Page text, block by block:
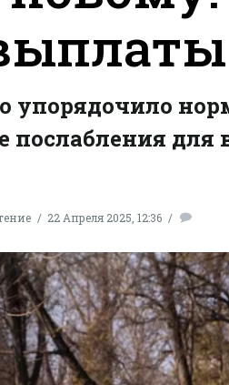
упорядочило
послабления
22 Апреля 2025, 12:36